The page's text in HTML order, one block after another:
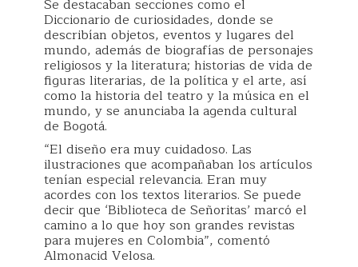
Se destacaban secciones como el
Diccionario de curiosidades, donde se
describían objetos, eventos y lugares del
mundo, además de biografías de personajes
religiosos y la literatura; historias de vida de
figuras literarias, de la política y el arte, así
como la historia del teatro y la música en el
mundo, y se anunciaba la agenda cultural
de Bogotá.
“El diseño era muy cuidadoso. Las
ilustraciones que acompañaban los artículos
tenían especial relevancia. Eran muy
acordes con los textos literarios. Se puede
decir que ‘Biblioteca de Señoritas’ marcó el
camino a lo que hoy son grandes revistas
para mujeres en Colombia”, comentó
Almonacid Velosa.